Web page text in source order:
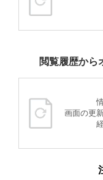
閲覧履歴から
画面の更